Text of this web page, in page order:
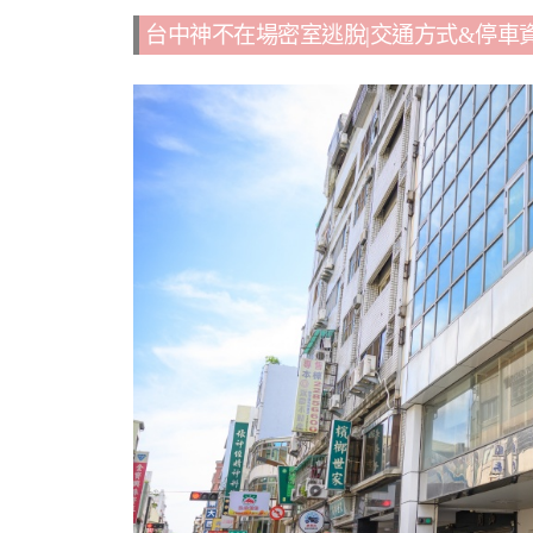
台中神不在場密室逃脫|交通方式&停車